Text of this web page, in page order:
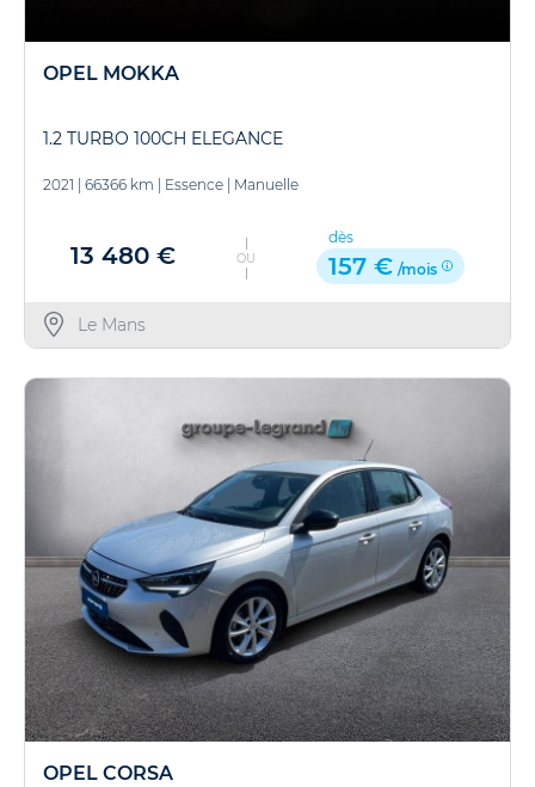
OPEL MOKKA
1.2 TURBO 100CH ELEGANCE
2021 66366 km Essence Manuelle
13 480 € OU
dès
157 € /mois
Le Mans
OPEL CORSA